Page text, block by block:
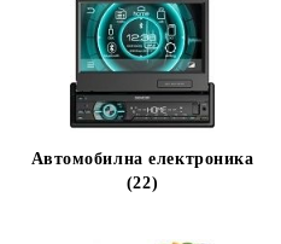
Автомобилна електроника
(22)